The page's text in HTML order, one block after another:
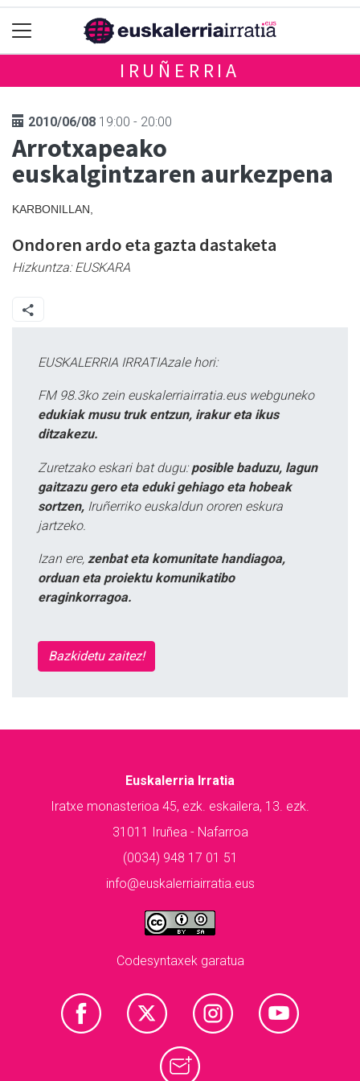
IRUÑERRIA
2010/06/08 19:00 - 20:00
Arrotxapeako
euskalgintzaren aurkezpena
KARBONILLAN,
Ondoren ardo eta gazta dastaketa
Hizkuntza:EUSKARA
EUSKALERRIA IRRATIAzale hori:
FM 98.3ko zein euskalerriairratia.eus webguneko
edukiak musu truk entzun, irakur eta ikus
ditzakezu.
Zuretzako eskari bat dugu: posible baduzu, lagun
gaitzazu gero eta eduki gehiago eta hobeak
sortzen, Iruñerriko euskaldun ororen eskura
jartzeko.
Izan ere, zenbat eta komunitate handiagoa,
orduan eta proiektu komunikatibo
eraginkorragoa.
Bazkidetu zaitez!
Euskalerria Irratia
Iratxe monasterioa 45, ezk. eskailera, 13. ezk.
31011 Iruñea - Nafarroa
(0034) 948 17 01 51
info@euskalerriairratia.eus
Codesyntaxek garatua